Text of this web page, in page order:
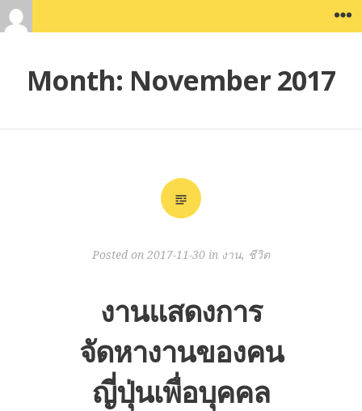
Skip
to
Month: November 2017
Posted on 2017-11-30 in งาน, ชีวิต
งานแสดงการ
จัดหางานของคน
ญี่ปุ่นเพื่อบุคคล